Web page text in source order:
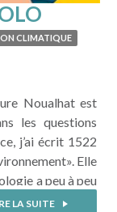
CLIMATIQUE
Noualhat est
les questions
j’ai écrit 1522
Elle
a peu à peu
fois réveillée, je
LA SUITE